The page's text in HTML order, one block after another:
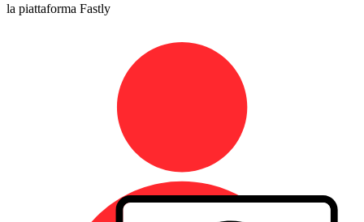
la piattaforma Fastly